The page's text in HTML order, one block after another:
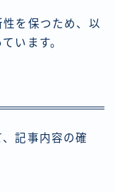
を保つため、以
います。
記事内容の確